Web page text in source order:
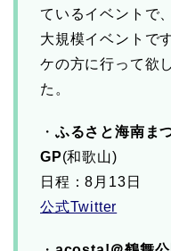
ているイベントで
大規模イベントで
ケの方に行って欲
た。
・ ふるさと海南ま
GP(和歌山)
日程：8月13日
公式Twitter